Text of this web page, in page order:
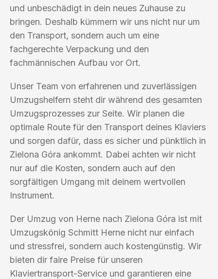
und unbeschädigt in dein neues Zuhause zu
bringen. Deshalb kümmern wir uns nicht nur um
den Transport, sondern auch um eine
fachgerechte Verpackung und den
fachmännischen Aufbau vor Ort.
Unser Team von erfahrenen und zuverlässigen
Umzugshelfern steht dir während des gesamten
Umzugsprozesses zur Seite. Wir planen die
optimale Route für den Transport deines Klaviers
und sorgen dafür, dass es sicher und pünktlich in
Zielona Góra ankommt. Dabei achten wir nicht
nur auf die Kosten, sondern auch auf den
sorgfältigen Umgang mit deinem wertvollen
Instrument.
Der Umzug von Herne nach Zielona Góra ist mit
Umzugskönig Schmitt Herne nicht nur einfach
und stressfrei, sondern auch kostengünstig. Wir
bieten dir faire Preise für unseren
Klaviertransport-Service und garantieren eine